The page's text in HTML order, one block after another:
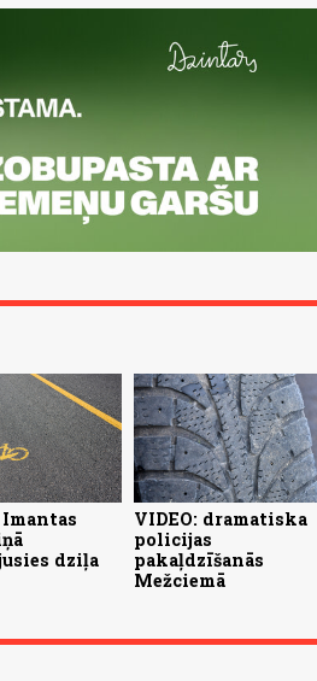
dziļa
VIDEO: dramatiska
policijas
pakaļdzīšanās
Mežciemā